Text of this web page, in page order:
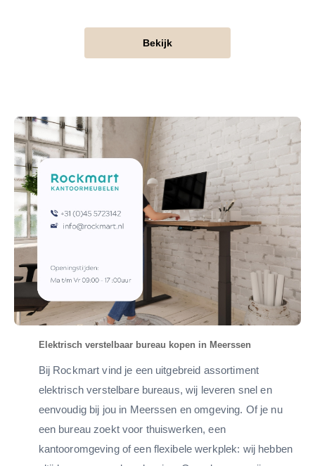
Bekijk
Elektrisch verstelbaar bureau kopen in Meerssen
Bij Rockmart vind je een uitgebreid assortiment
elektrisch verstelbare bureaus, wij leveren snel en
eenvoudig bij jou in Meerssen en omgeving. Of je nu
een bureau zoekt voor thuiswerken, een
kantooromgeving of een flexibele werkplek: wij hebben